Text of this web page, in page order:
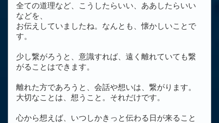
全ての道理など、こうしたらいい、ああしたらいい
などを、
お伝えしていましたね。なんとも、懐かしいことで
す。
少し繋がろうと、意識すれば、遠く離れていても繋
がることはできます。
離れた方であろうと、会話や想いは、繋がります。
大切なことは、想うこと。それだけです。
心から想えば、いつしかきっと伝わる日が来ること